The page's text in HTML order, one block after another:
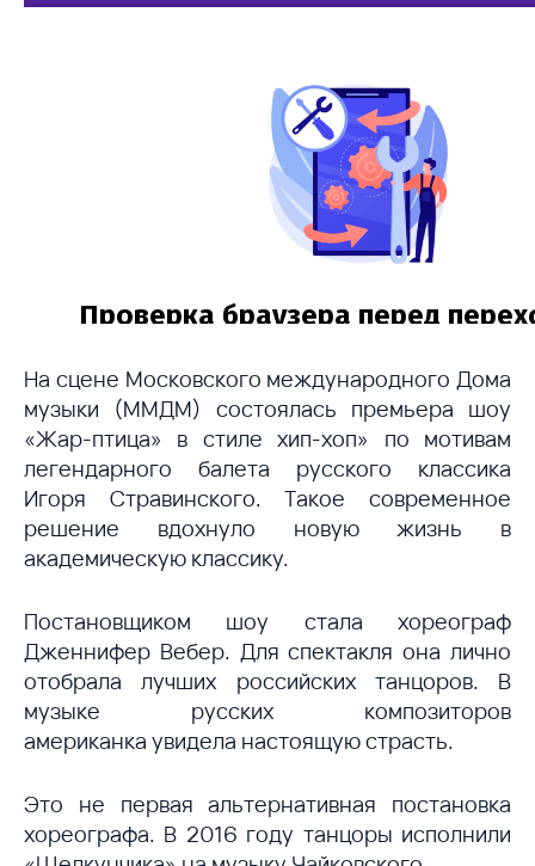
На сцене Московского международного Дома
музыки (ММДМ) состоялась премьера шоу
«Жар-птица» в стиле хип-хоп» по мотивам
легендарного балета русского классика
Игоря Стравинского. Такое современное
решение вдохнуло новую жизнь в
академическую классику.
Постановщиком шоу стала хореограф
Дженнифер Вебер. Для спектакля она лично
отобрала лучших российских танцоров. В
музыке русских композиторов
американка увидела настоящую страсть.
Это не первая альтернативная постановка
хореографа. В 2016 году танцоры исполнили